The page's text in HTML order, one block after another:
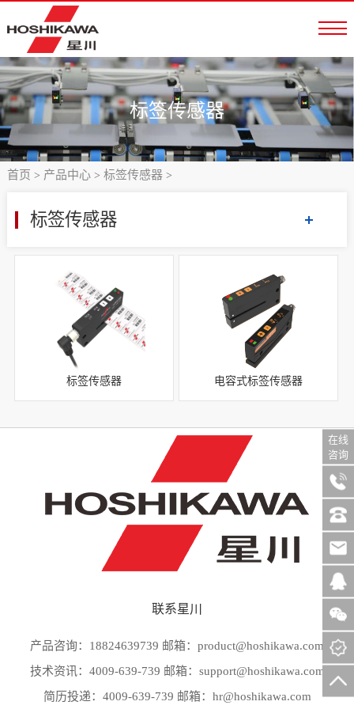
标签传感器
首页 > 产品中心> 标签传感器>
标签传感器
标签传感器 电容式标签传感器
联系星川
产品咨询：18824639739 邮箱：product@hoshikawa.com
技术资讯：4009-639-739 邮箱：support@hoshikawa.com
简历投递：4009-639-739 邮箱：hr@hoshikawa.com
在线
咨询